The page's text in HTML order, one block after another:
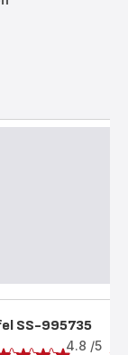
SS-995735
4.8 /5